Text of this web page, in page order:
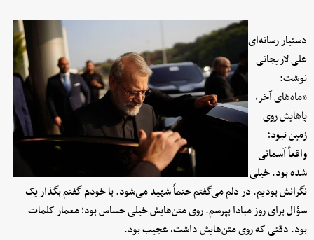
دستیار رسانه‌ای
علی لاریجانی
نوشت:
«ماه‌های آخر،
پاهایش روی
زمین نبود؛
واقعاً آسمانی
شده بود. خیلی
نگرانش بودیم. در دلم می‌گفتم حتماً شهید می‌شود. با خودم گفتم بگذار یک
سؤال برای روز مبادا بپرسم. روی متن‌هایش خیلی حساس بود؛ معمار کلمات
بود. دقتی که روی متن‌هایش داشت، عجیب بود.